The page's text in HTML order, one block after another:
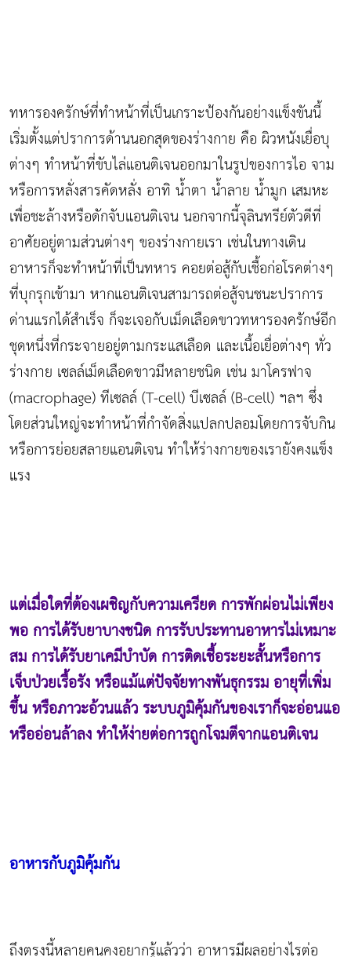
ทหารองครักษ์ที่ทำหน้าที่เป็นเกราะป้องกันอย่างแข็งขันนี้
เริ่มตั้งแต่ปราการด้านนอกสุดของร่างกาย คือ ผิวหนังเยื่อบุ
ต่างๆ ทำหน้าที่ขับไล่แอนติเจนออกมาในรูปของการไอ จาม
หรือการหลั่งสารคัดหลั่ง อาทิ น้ำตา น้ำลาย น้ำมูก เสมหะ
เพื่อชะล้างหรือดักจับแอนติเจน นอกจากนี้จุลินทรีย์ตัวดีที่
อาศัยอยู่ตามส่วนต่างๆ ของร่างกายเรา เช่นในทางเดิน
อาหารก็จะทำหน้าที่เป็นทหาร คอยต่อสู้กับเชื้อก่อโรคต่างๆ
ที่บุกรุกเข้ามา หากแอนติเจนสามารถต่อสู้จนชนะปราการ
ด่านแรกได้สำเร็จ ก็จะเจอกับเม็ดเลือดขาวทหารองครักษ์อีก
ชุดหนึ่งที่กระจายอยู่ตามกระแสเลือด และเนื้อเยื่อต่างๆ ทั่ว
ร่างกาย เซลล์เม็ดเลือดขาวมีหลายชนิด เช่น มาโครฟาจ
(macrophage) ทีเซลล์ (T-cell) บีเซลล์ (B-cell) ฯลฯ ซึ่ง
โดยส่วนใหญ่จะทำหน้าที่กำจัดสิ่งแปลกปลอมโดยการจับกิน
หรือการย่อยสลายแอนติเจน ทำให้ร่างกายของเรายังคงแข็ง
แรง
แต่เมื่อใดที่ต้องเผชิญกับความเครียด การพักผ่อนไม่เพียง
พอ การได้รับยาบางชนิด การรับประทานอาหารไม่เหมาะ
สม การได้รับยาเคมีบำบัด การติดเชื้อระยะสั้นหรือการ
เจ็บป่วยเรื้อรัง หรือแม้แต่ปัจจัยทางพันธุกรรม อายุที่เพิ่ม
ขึ้น หรือภาวะอ้วนแล้ว ระบบภูมิคุ้มกันของเราก็จะอ่อนแอ
หรืออ่อนล้าลง ทำให้ง่ายต่อการถูกโจมตีจากแอนติเจน
อาหารกับภูมิคุ้มกัน
ถึงตรงนี้หลายคนคงอยากรู้แล้วว่า อาหารมีผลอย่างไรต่อ